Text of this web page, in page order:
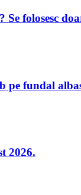
folosesc
pe fundal
2026.